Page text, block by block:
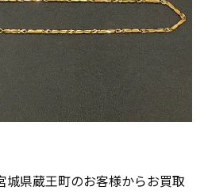
城県蔵王町のお客様からお買取